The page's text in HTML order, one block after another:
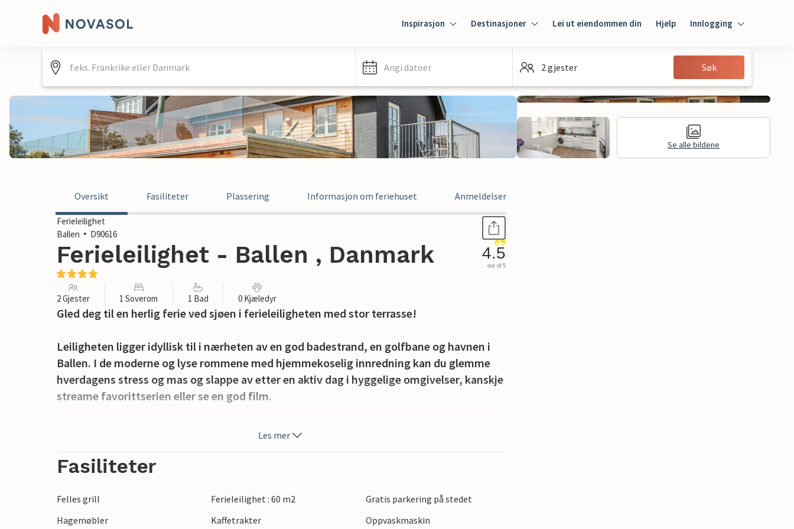
Inspirasjon Destinasjoner Lei ut eiendommen din Hjelp Innlogging
Innlogging
Gjest
Angi datoer 2 gjester Søk
Se alle bildene
Oversikt Fasiliteter Plassering Informasjon om feriehuset Anmeldelser
Ferieleilighet
Ballen
D90616
Ferieleilighet - Ballen , Danmark 4.5
out of 5
2 Gjester 1 Soverom 1 Bad 0 Kjæledyr
Gled deg til en herlig ferie ved sjøen i ferieleiligheten med stor terrasse!
Leiligheten ligger idyllisk til i nærheten av en god badestrand, en golfbane og havnen i
Ballen. I de moderne og lyse rommene med hjemmekoselig innredning kan du glemme
hverdagens stress og mas og slappe av etter en aktiv dag i hyggelige omgivelser, kanskje
streame favorittserien eller se en god film.
Ferieleilighetens høydepunkt er den store sørvendte terrassen. Her kan du starte dagen
avslapning. Senere inviterer komfortable solstoler til soling, og om kvelden kan du
Les mer
Fasiliteter
Felles grill Ferieleilighet : 60 m2
Gratis parkering på stedet
Hagemøbler
Kaffetrakter
Oppvaskmaskin